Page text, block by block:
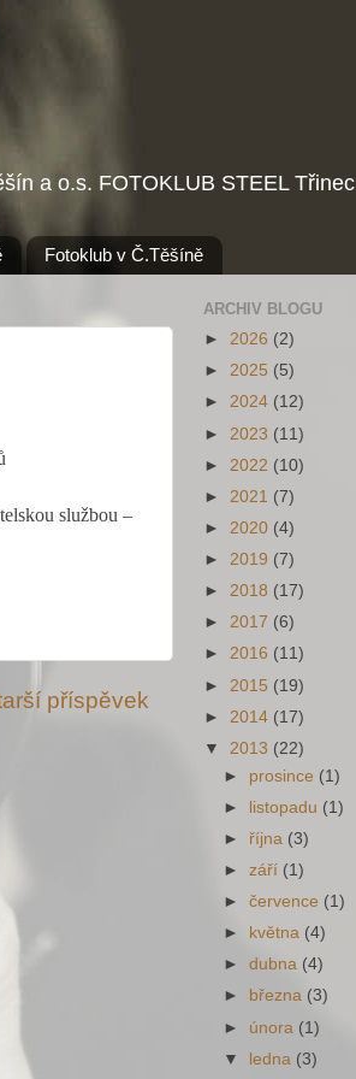
a o.s. FOTOKLUB STEEL Třinec
Fotoklub v Č.Těšíně
službou –
příspěvek
ARCHIV BLOGU
► 2026 (2)
► 2025 (5)
► 2024 (12)
► 2023 (11)
► 2022 (10)
► 2021 (7)
► 2020 (4)
► 2019 (7)
► 2018 (17)
► 2017 (6)
► 2016 (11)
► 2015 (19)
► 2014 (17)
▼ 2013 (22)
► prosince (1)
► listopadu (1)
►října (3)
►září (1)
►července (1)
►
května (4)
►dubna (4)
►
března (3)
► února (1)
▼ ledna (3)